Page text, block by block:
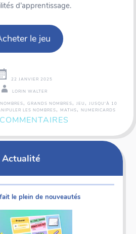
d’apprentissage.
le jeu
22 JANVIER 2025
LORIN WALTER
, GRANDS NOMBRES, JEU , JUSQU'À 10
LES NOMBRES, MATHS, NUMERICARDS
Actualité
le plein de nouveautés